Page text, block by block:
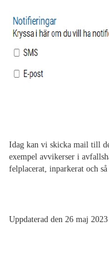
Idag kan vi skicka mail till
exempel avvikerser i
felplacerat, inparkerat och så
Uppdaterad den 26 maj 2023